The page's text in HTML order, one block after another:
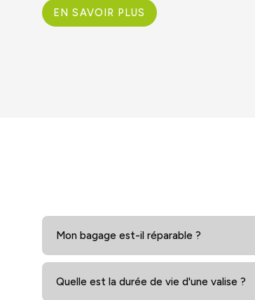
EN SAVOIR PLUS
Mon bagage est-il réparable ?
Quelle est la durée de vie d'une valise ?